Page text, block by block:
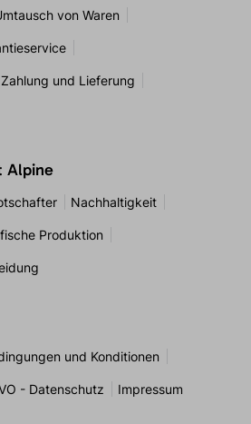
von Waren
Zahlung und Lieferung
Alpine
Nachhaltigkeit
Produktion
und Konditionen
- Datenschutz Impressum